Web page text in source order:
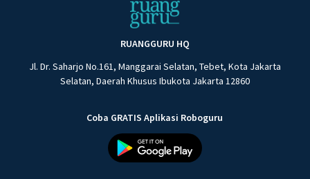
RUANGGURU HQ
Jl. Dr. Saharjo No.161, Manggarai Selatan, Tebet, Kota Jakarta
Selatan, Daerah Khusus Ibukota Jakarta 12860
Coba GRATIS Aplikasi Roboguru